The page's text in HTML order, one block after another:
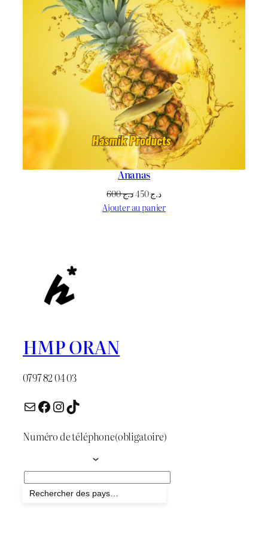
Ananas
د.ج600
Le
prix
د.ج450
Le
prix
Ajouter au panier
HMP ORAN
0797 82 04 03
E-mail Facebook InstagramTikTok
Numéro de téléphone(obligatoire)
Envoyer